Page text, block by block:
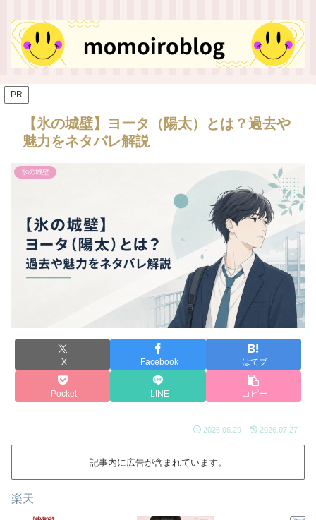
PR
【氷の城壁】ヨータ（陽太）とは？過去や
魅力をネタバレ解説
氷の城壁
X Facebook はてブ
Pocket LINE コピー
2026.06.29 2026.07.27
記事内に広告が含まれています。
楽天